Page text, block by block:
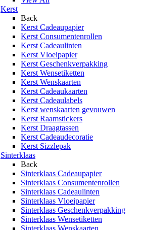
Kerst
Back
Kerst Cadeaupapier
Kerst Consumentenrollen
Kerst Cadeaulinten
Kerst Vloeipapier
Kerst Geschenkverpakking
Kerst Wensetiketten
Kerst Wenskaarten
Kerst Cadeaukaarten
Kerst Cadeaulabels
Kerst wenskaarten gevouwen
Kerst Raamstickers
Kerst Draagtassen
Kerst Cadeaudecoratie
Kerst Sizzlepak
Sinterklaas
Back
Sinterklaas Cadeaupapier
Sinterklaas Consumentenrollen
Sinterklaas Cadeaulinten
Sinterklaas Vloeipapier
Sinterklaas Geschenkverpakking
Sinterklaas Wensetiketten
Sinterklaas Wenskaarten